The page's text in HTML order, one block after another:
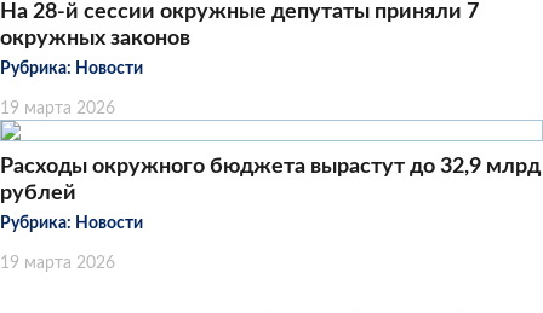
На 28-й сессии окружные депутаты приняли 7
окружных законов
Рубрика: Новости
19 марта 2026
Расходы окружного бюджета вырастут до 32,9 млрд
рублей
Рубрика: Новости
19 марта 2026